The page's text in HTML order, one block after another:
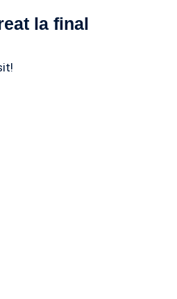
la final